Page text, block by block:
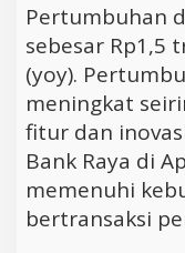
Pertumbuhan
sebesar Rp1,5
(yoy).
meningkat
fitur dan
Bank Raya di
memenuhi
bertransaksi